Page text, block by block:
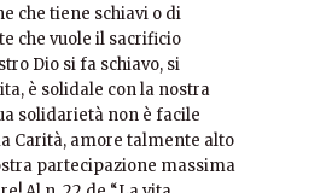
che tiene schiavi o di
che vuole il sacrificio
Dio si fa schiavo, si
è solidale con la nostra
solidarietà non è facile
Carità, amore talmente alto
partecipazione massima